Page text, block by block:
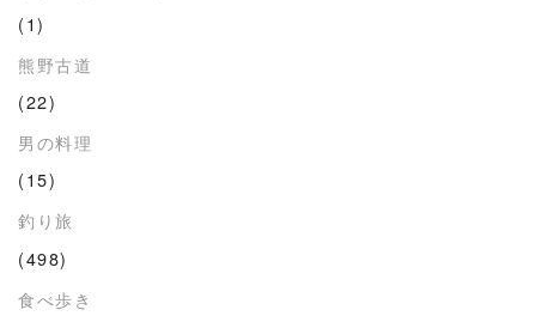
(1)
熊野古道
(22)
男の料理
(15)
釣り旅
(498)
食べ歩き